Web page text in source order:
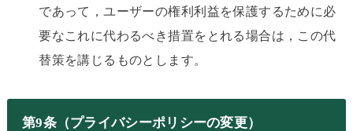
であって，ユーザーの権利利益を保護するために必
要なこれに代わるべき措置をとれる場合は，この代
替策を講じるものとします。
第9条（プライバシーポリシーの変更）